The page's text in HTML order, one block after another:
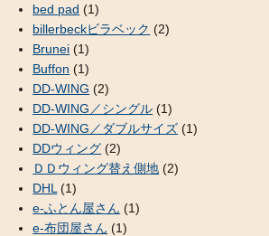
bed pad (1)
billerbeckビラベック (2)
Brunei (1)
Buffon (1)
DD-WING (2)
DD-WING／シングル (1)
DD-WING／ダブルサイズ (1)
DDウィング (2)
ＤＤウィング替え側地 (2)
DHL (1)
e-ふとん屋さん (1)
e-布団屋さん (1)